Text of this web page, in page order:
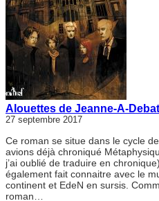
Alouettes de Jeanne-A-
27 septembre 2017
Ce roman se situe dans le cycle
avions déjà chroniqué
j’ai oublié de traduire en
également fait connaitre avec le
continent et EdeN en sursis.
roman…